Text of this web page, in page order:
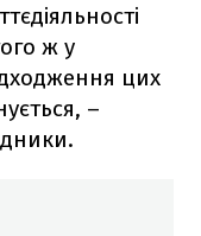
ж у
цих
–